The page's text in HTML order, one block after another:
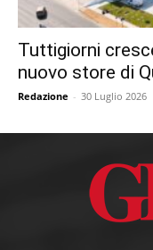
Tuttigiorni
nuovo store di
Redazione - 30 Luglio 2026